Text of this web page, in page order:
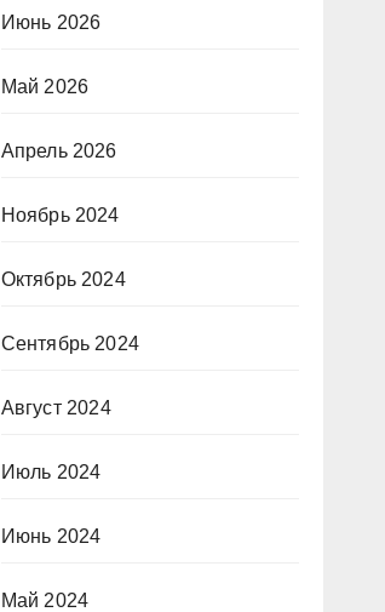
Июнь 2026
Май 2026
Апрель 2026
Ноябрь 2024
Октябрь 2024
Сентябрь 2024
Август 2024
Июль 2024
Июнь 2024
Май 2024